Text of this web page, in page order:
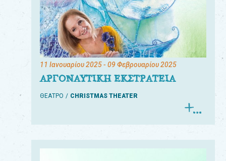
11 Ιανουαρίου 2025- 09 Φεβρουαρίου 2025
ΑΡΓΟΝΑΥΤΙΚΗ ΕΚΣΤΡΑΤΕΙΑ
ΘΕΑΤΡΟ CHRISTMAS THEATER